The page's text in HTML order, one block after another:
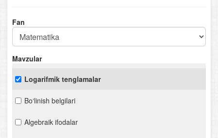
Fan
Mavzular
Logarifmik tenglamalar
Bo‘linish belgilari
Algebraik ifodalar